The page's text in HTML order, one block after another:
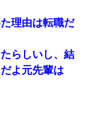
托卵だったんだ…」
いだ！取り違え
すいところに隠し
」→ 結果
理由は転職だ
らしいし、結
よ元先輩は